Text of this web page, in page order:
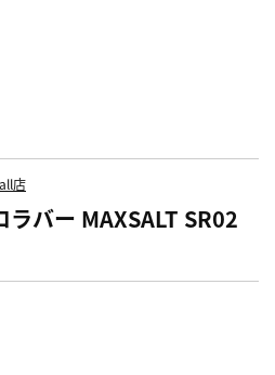
店
ラバー MAXSALT SR02